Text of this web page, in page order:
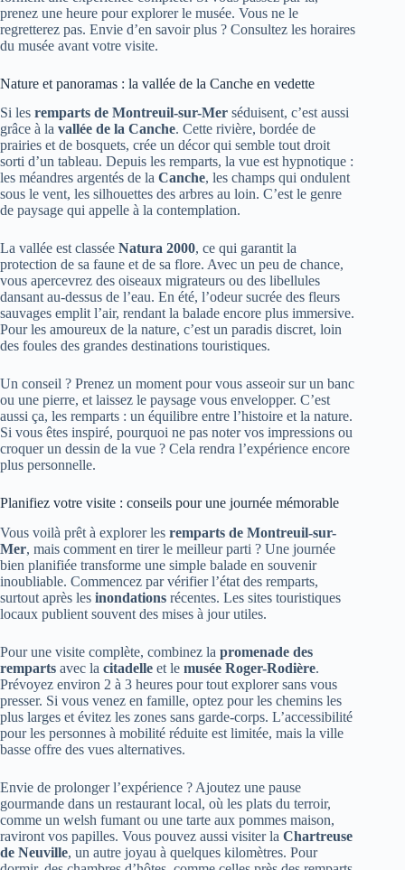
prenez une heure pour explorer le musée. Vous ne le
regretterez pas. Envie d’en savoir plus ? Consultez les horaires
du musée avant votre visite.
Nature et panoramas : la vallée de la Canche en vedette
Si les remparts de Montreuil-sur-Mer séduisent, c’est aussi
grâce à la vallée de la Canche. Cette rivière, bordée de
prairies et de bosquets, crée un décor qui semble tout droit
sorti d’un tableau. Depuis les remparts, la vue est hypnotique :
les méandres argentés de la Canche, les champs qui ondulent
sous le vent, les silhouettes des arbres au loin. C’est le genre
de paysage qui appelle à la contemplation.
La vallée est classée Natura 2000, ce qui garantit la
protection de sa faune et de sa flore. Avec un peu de chance,
vous apercevrez des oiseaux migrateurs ou des libellules
dansant au-dessus de l’eau. En été, l’odeur sucrée des fleurs
sauvages emplit l’air, rendant la balade encore plus immersive.
Pour les amoureux de la nature, c’est un paradis discret, loin
des foules des grandes destinations touristiques.
Un conseil ? Prenez un moment pour vous asseoir sur un banc
ou une pierre, et laissez le paysage vous envelopper. C’est
aussi ça, les remparts : un équilibre entre l’histoire et la nature.
Si vous êtes inspiré, pourquoi ne pas noter vos impressions ou
croquer un dessin de la vue ? Cela rendra l’expérience encore
plus personnelle.
Planifiez votre visite : conseils pour une journée mémorable
Vous voilà prêt à explorer les remparts de Montreuil-sur-
Mer, mais comment en tirer le meilleur parti ? Une journée
bien planifiée transforme une simple balade en souvenir
inoubliable. Commencez par vérifier l’état des remparts,
surtout après les inondations récentes. Les sites touristiques
locaux publient souvent des mises à jour utiles.
Pour une visite complète, combinez la promenade des
remparts avec la citadelle et le musée Roger-Rodière.
Prévoyez environ 2 à 3 heures pour tout explorer sans vous
presser. Si vous venez en famille, optez pour les chemins les
plus larges et évitez les zones sans garde-corps. L’accessibilité
pour les personnes à mobilité réduite est limitée, mais la ville
basse offre des vues alternatives.
Envie de prolonger l’expérience ? Ajoutez une pause
gourmande dans un restaurant local, où les plats du terroir,
comme un welsh fumant ou une tarte aux pommes maison,
raviront vos papilles. Vous pouvez aussi visiter la Chartreuse
de Neuville, un autre joyau à quelques kilomètres. Pour